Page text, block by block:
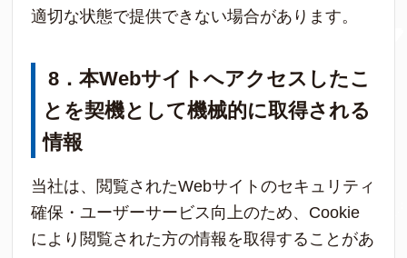
適切な状態で提供できない場合があります。
8 ．本Webサイトへアクセスしたこ
とを契機として機械的に取得される
情報
当社は、閲覧されたWebサイトのセキュリティ
確保・ユーザーサービス向上のため、Cookie
により閲覧された方の情報を取得することがあ